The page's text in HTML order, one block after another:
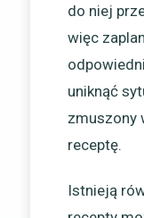
do niej
więc
uniknąć
zmuszony
receptę.
Istnieją